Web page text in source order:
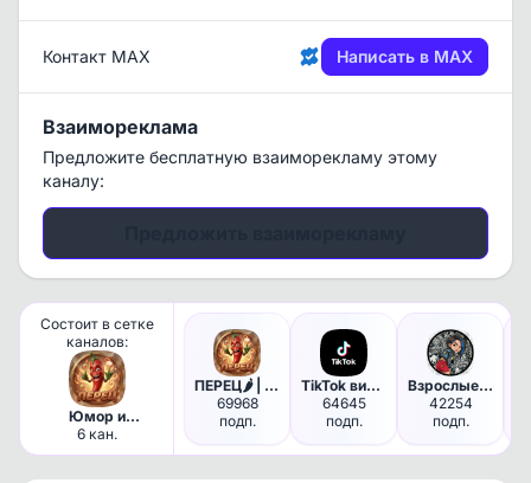
Контакт MAX Написать в MAX
Взаимореклама
Предложите бесплатную взаиморекламу этому
каналу:
Состоит в сетке
каналов:
Юмор и
развлечения
6 кан.
ПЕРЕЦ🌶️ | Юмор
69968
подп.
TikTok видео
64645
подп.
Взрослые Мультфильмы
42254
подп.